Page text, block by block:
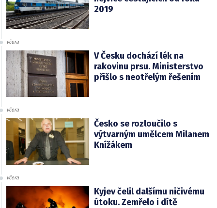
2019
včera
V Česku dochází lék na
rakovinu prsu. Ministerstvo
přišlo s neotřelým řešením
včera
Česko se rozloučilo s
výtvarným umělcem Milanem
Knížákem
včera
Kyjev čelil dalšímu ničivému
útoku. Zemřelo i dítě